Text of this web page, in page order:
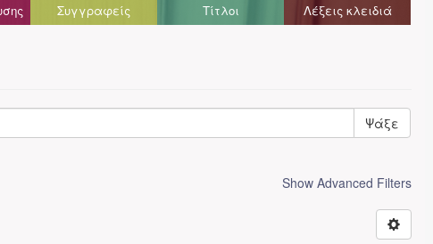
Συγγραφείς Τίτλοι Λέξεις κλειδιά
Ψάξε
Show Advanced Filters